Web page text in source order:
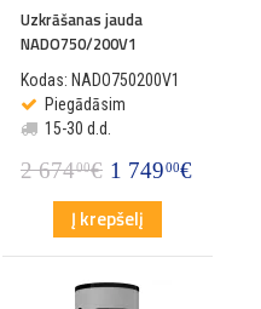
Uzkrāšanas jauda
NADO750/200V1
Kodas: NADO750200V1
Piegādāsim
15-30 d.d.
2 67400€ 1 74900€
Į krepšelį